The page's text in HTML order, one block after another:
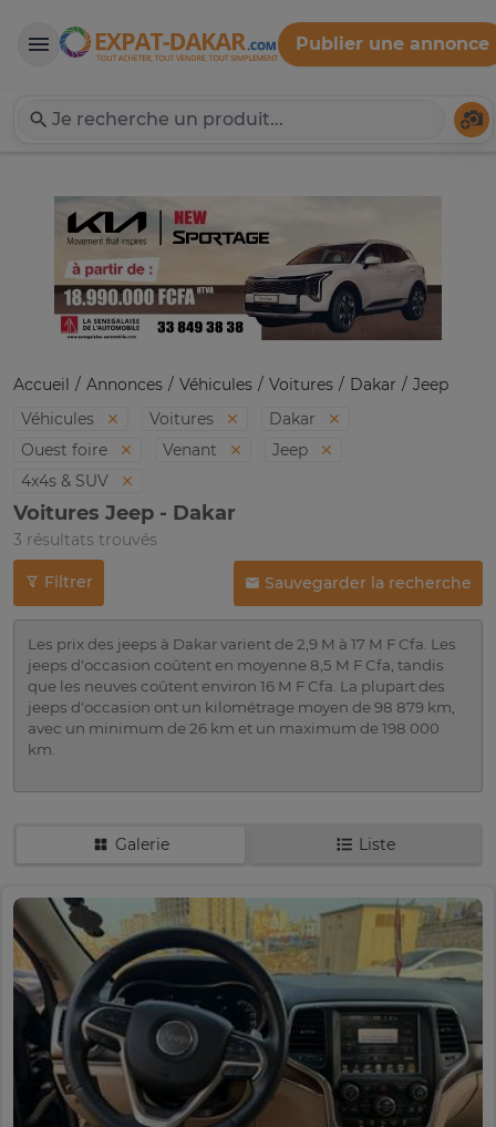
Expat-Dakar
Publier une annonce
Accueil Annonces Véhicules Voitures Dakar
Jeep
Véhicules
Voitures
Dakar
Ouest foire
Venant
Jeep
4x4s & SUV
Voitures Jeep - Dakar
3 résultats trouvés
Filtrer Sauvegarder la recherche
Les prix des jeeps à Dakar varient de 2,9 M à 17 M F Cfa. Les
jeeps d'occasion coûtent en moyenne 8,5 M F Cfa, tandis
que les neuves coûtent environ 16 M F Cfa. La plupart des
jeeps d'occasion ont un kilométrage moyen de 98 879 km,
avec un minimum de 26 km et un maximum de 198 000
km.
Galerie Liste